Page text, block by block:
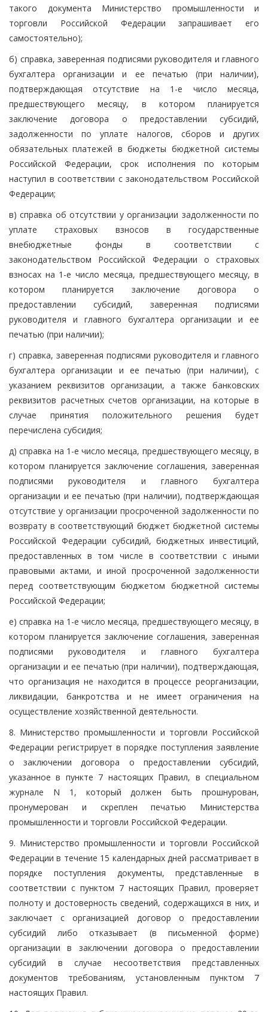
такого документа Министерство промышленности и
торговли Российской Федерации запрашивает его
самостоятельно);
б) справка, заверенная подписями руководителя и главного
бухгалтера организации и ее печатью (при наличии),
подтверждающая отсутствие на 1-е число месяца,
предшествующего месяцу, в котором планируется
заключение договора о предоставлении субсидий,
задолженности по уплате налогов, сборов и других
обязательных платежей в бюджеты бюджетной системы
Российской Федерации, срок исполнения по которым
наступил в соответствии с законодательством Российской
Федерации;
в) справка об отсутствии у организации задолженности по
уплате страховых взносов в государственные
внебюджетные фонды в соответствии с
законодательством Российской Федерации о страховых
взносах на 1-е число месяца, предшествующего месяцу, в
котором планируется заключение договора о
предоставлении субсидий, заверенная подписями
руководителя и главного бухгалтера организации и ее
печатью (при наличии);
г) справка, заверенная подписями руководителя и главного
бухгалтера организации и ее печатью (при наличии), с
указанием реквизитов организации, а также банковских
реквизитов расчетных счетов организации, на которые в
случае принятия положительного решения будет
перечислена субсидия;
д) справка на 1-е число месяца, предшествующего месяцу, в
котором планируется заключение соглашения, заверенная
подписями руководителя и главного бухгалтера
организации и ее печатью (при наличии), подтверждающая
отсутствие у организации просроченной задолженности по
возврату в соответствующий бюджет бюджетной системы
Российской Федерации субсидий, бюджетных инвестиций,
предоставленных в том числе в соответствии с иными
правовыми актами, и иной просроченной задолженности
перед соответствующим бюджетом бюджетной системы
Российской Федерации;
е) справка на 1-е число месяца, предшествующего месяцу, в
котором планируется заключение соглашения, заверенная
подписями руководителя и главного бухгалтера
организации и ее печатью (при наличии), подтверждающая,
что организация не находится в процессе реорганизации,
ликвидации, банкротства и не имеет ограничения на
осуществление хозяйственной деятельности.
8. Министерство промышленности и торговли Российской
Федерации регистрирует в порядке поступления заявление
о заключении договора о предоставлении субсидий,
указанное в пункте 7 настоящих Правил, в специальном
журнале N 1, который должен быть прошнурован,
пронумерован и скреплен печатью Министерства
промышленности и торговли Российской Федерации.
9. Министерство промышленности и торговли Российской
Федерации в течение 15 календарных дней рассматривает в
порядке поступления документы, представленные в
соответствии с пунктом 7 настоящих Правил, проверяет
полноту и достоверность сведений, содержащихся в них, и
заключает с организацией договор о предоставлении
субсидий либо отказывает (в письменной форме)
организации в заключении договора о предоставлении
субсидий в случае несоответствия представленных
документов требованиям, установленным пунктом 7
настоящих Правил.